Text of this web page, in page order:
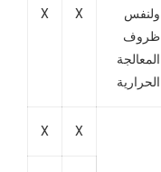
ولنفس
ظروف
المعالجة
الحرارية
X
X
X
X